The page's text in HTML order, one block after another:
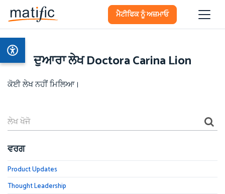
ਮੈਟੀਫਿਕ ਨੂੰ ਅਜ਼ਮਾਓ
ਦੁਆਰਾ ਲੇਖ Doctora Carina Lion
ਕੋਈ ਲੇਖ ਨਹੀਂ ਮਿਲਿਆ।
ਵਰਗ
Product Updates
Thought Leadership